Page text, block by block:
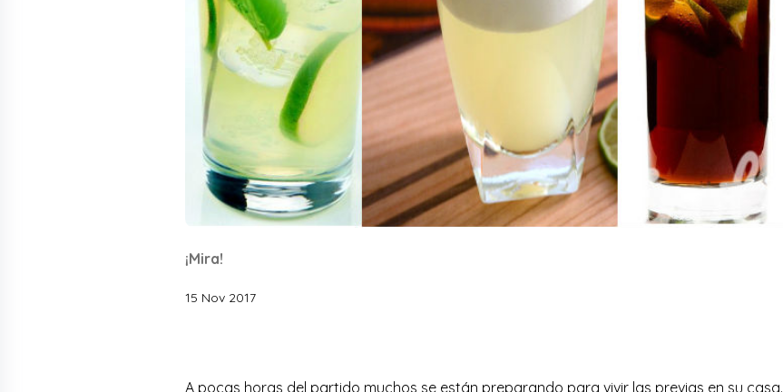
¡Mira!
15 Nov 2017
A pocas horas del partido muchos se están preparando para vivir las previas en su casa.